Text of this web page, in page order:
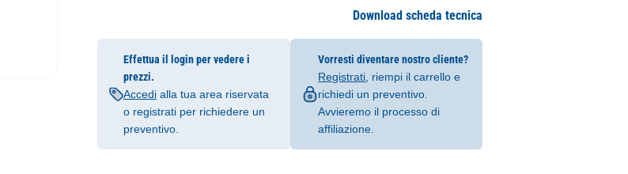
Download scheda tecnica
Effettua il login per vedere i
prezzi.
Accedialla tua area riservata
o registrati per richiedere un
preventivo.
Vorresti diventare nostro cliente?
Registrati, riempi il carrello e
richiedi un preventivo.
Avvieremo il processo di
affiliazione.